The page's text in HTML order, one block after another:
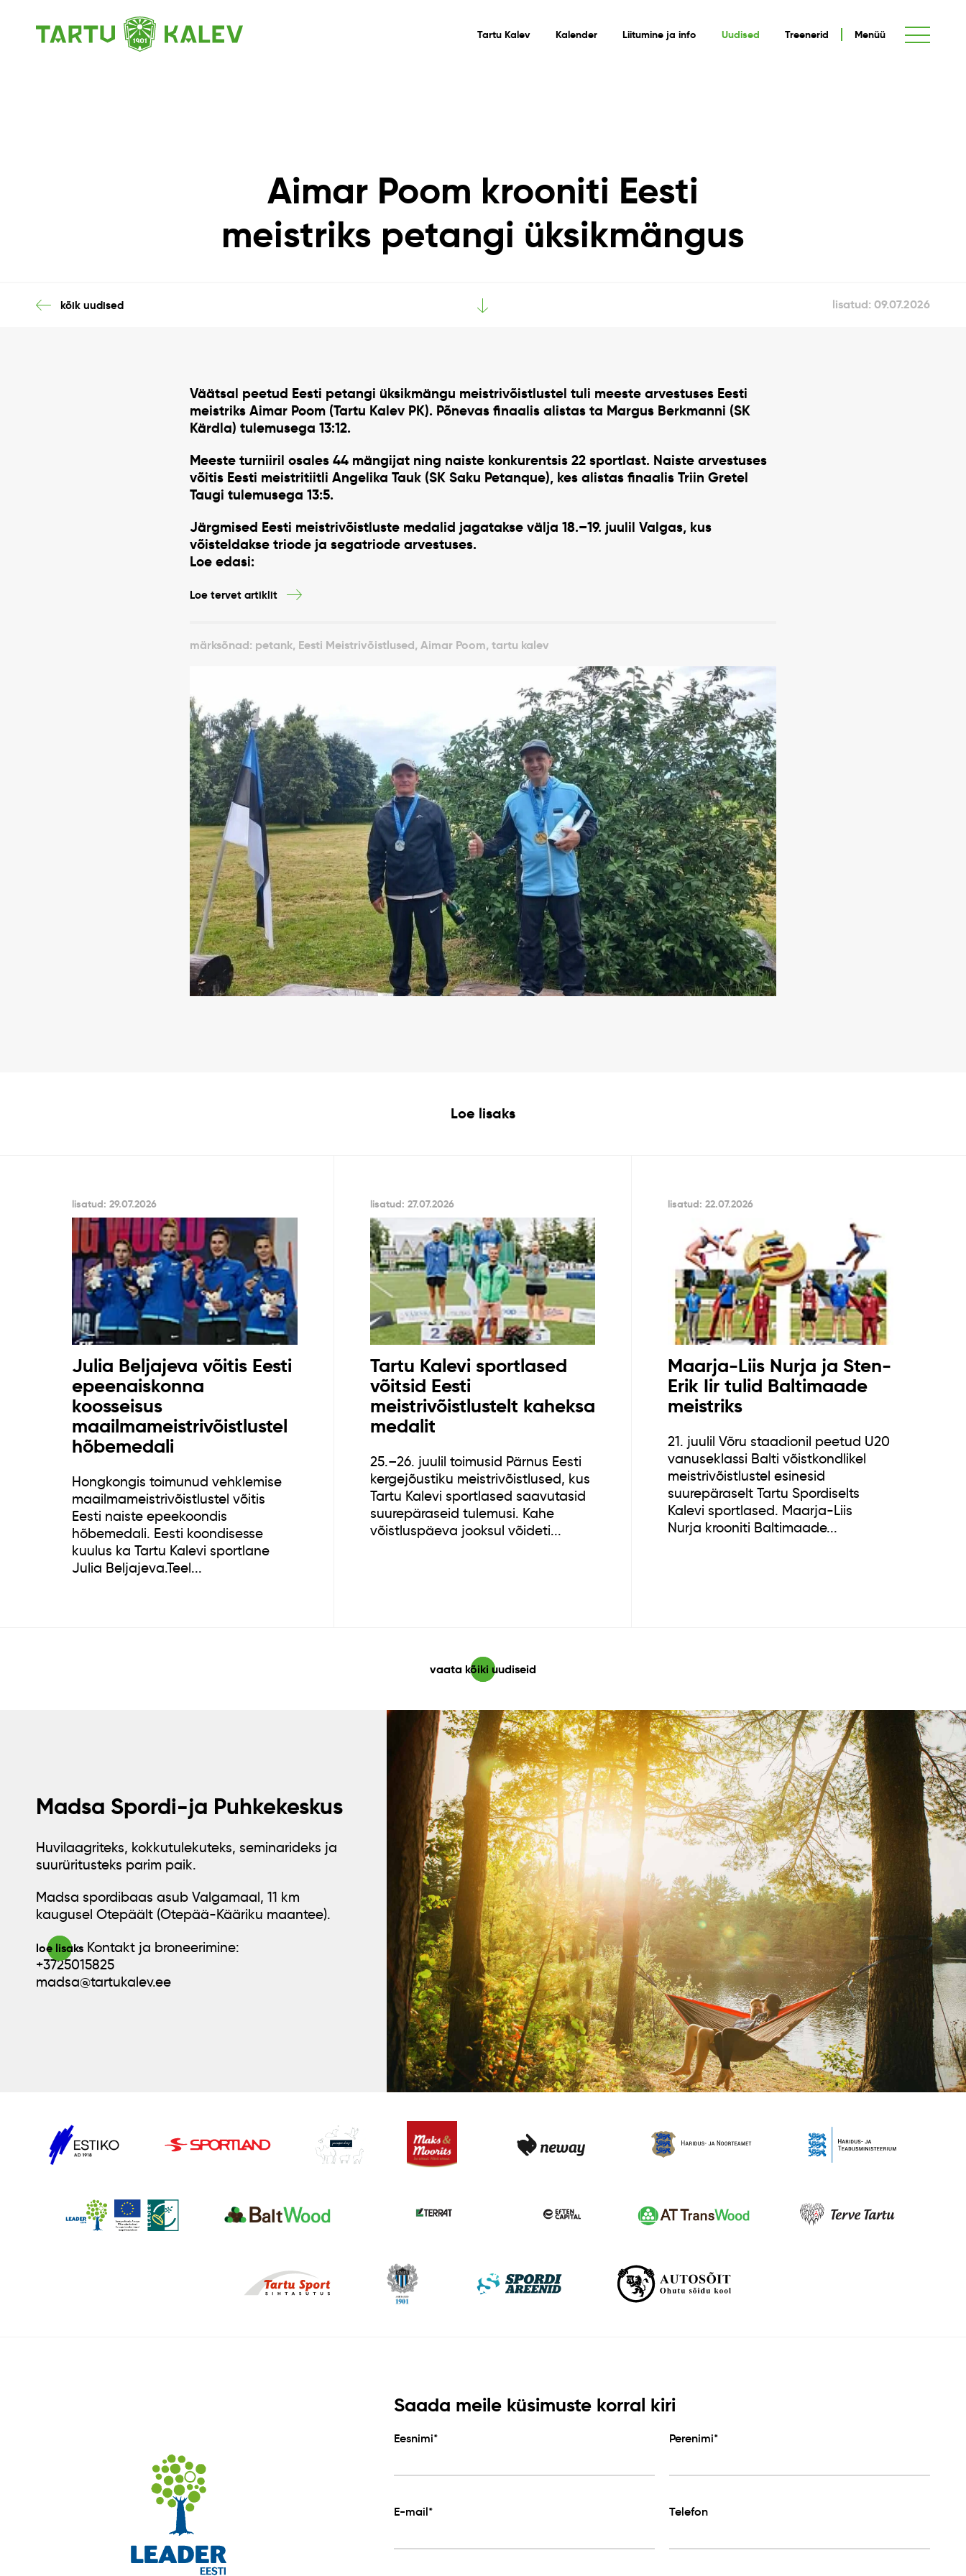
Tartu Kalev Kalender Liitumine ja info Uudised Treenerid Menüü
Aimar Poom krooniti Eesti
meistriks petangi üksikmängus
kõik uudised lisatud: 09.07.2026
Väätsal peetud Eesti petangi üksikmängu meistrivõistlustel tuli meeste arvestuses Eesti
meistriks Aimar Poom (Tartu Kalev PK). Põnevas finaalis alistas ta Margus Berkmanni (SK
Kärdla) tulemusega 13:12.
Meeste turniiril osales 44 mängijat ning naiste konkurentsis 22 sportlast. Naiste arvestuses
võitis Eesti meistritiitli Angelika Tauk (SK Saku Petanque), kes alistas finaalis Triin Gretel
Taugi tulemusega 13:5.
Järgmised Eesti meistrivõistluste medalid jagatakse välja 18.–19. juulil Valgas, kus
võisteldakse triode ja segatriode arvestuses.
Loe edasi:
Loe tervet artiklit
märksõnad: petank, Eesti Meistrivõistlused, Aimar Poom, tartu kalev
Loe lisaks
lisatud: 29.07.2026
Julia Beljajeva võitis Eesti
epeenaiskonna
koosseisus
maailmameistrivõistlustel
hõbemedali
Hongkongis toimunud vehklemise
maailmameistrivõistlustel võitis
Eesti naiste epeekoondis
hõbemedali. Eesti koondisesse
kuulus ka Tartu Kalevi sportlane
Julia Beljajeva.Teel...
lisatud: 27.07.2026
Tartu Kalevi sportlased
võitsid Eesti
meistrivõistlustelt kaheksa
medalit
25.–26. juulil toimusid Pärnus Eesti
kergejõustiku meistrivõistlused, kus
Tartu Kalevi sportlased saavutasid
suurepäraseid tulemusi. Kahe
võistluspäeva jooksul võideti...
lisatud: 22.07.2026
Maarja-Liis Nurja ja Sten-
Erik Iir tulid Baltimaade
meistriks
21. juulil Võru staadionil peetud U20
vanuseklassi Balti võistkondlikel
meistrivõistlustel esinesid
suurepäraselt Tartu Spordiselts
Kalevi sportlased. Maarja-Liis
Nurja krooniti Baltimaade...
vaata kõiki uudiseid
Madsa Spordi-ja Puhkekeskus
Huvilaagriteks, kokkutulekuteks, seminarideks ja
suurüritusteks parim paik.
Madsa spordibaas asub Valgamaal, 11 km
kaugusel Otepäält (Otepää-Kääriku maantee).
loe lisaks Kontakt ja broneerimine:
+3725015825
madsa@tartukalev.ee
Saada meile küsimuste korral kiri
Eesnimi* Perenimi*
E-mail* Telefon